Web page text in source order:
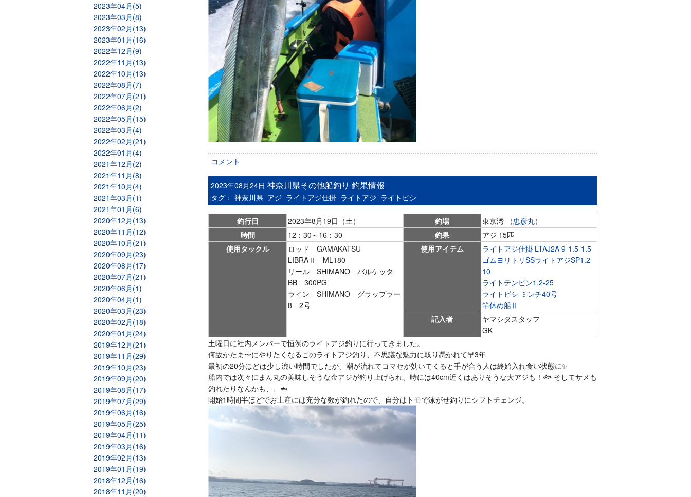
2023年04月(5)
2023年03月(8)
2023年02月(13)
2023年01月(16)
2022年12月(9)
2022年11月(13)
2022年10月(13)
2022年08月(7)
2022年07月(21)
2022年06月(2)
2022年05月(15)
2022年03月(4)
2022年02月(21)
2022年01月(4)
2021年12月(2)
2021年11月(8)
2021年10月(4)
2021年03月(1)
2021年01月(6)
2020年12月(13)
2020年11月(12)
2020年10月(21)
2020年09月(23)
2020年08月(17)
2020年07月(21)
2020年06月(1)
2020年04月(1)
2020年03月(23)
2020年02月(18)
2020年01月(24)
2019年12月(21)
2019年11月(29)
2019年10月(23)
2019年09月(20)
2019年08月(17)
2019年07月(29)
2019年06月(16)
2019年05月(25)
2019年04月(11)
2019年03月(16)
2019年02月(13)
2019年01月(19)
2018年12月(16)
2018年11月(20)
コメント
2023年08月24日 神奈川県その他船釣り 釣果情報
タグ： 神奈川県 アジ ライトアジ仕掛 ライトアジ ライトビシ
釣行日 2023年8月19日（土） 釣場 東京湾 （忠彦丸）
時間
12：30～16：30 釣果
アジ 15匹
使用タックル
ロッド GAMAKATSU
LIBRAⅡ ML180
リール SHIMANO バルケッタ
BB 300PG
ライン SHIMANO グラップラー
8 2号
使用アイテム
ライトアジ仕掛 LTAJ2A 9-1.5-1.5
ゴムヨリトリSSライトアジSP1.2-
10
ライトテンビン1.2-25
ライトビシ ミンチ40号
竿休め船Ⅱ
記入者
ヤマシタスタッフ
GK
土曜日に社内メンバーで恒例のライトアジ釣りに行ってきました。
何故かたま〜にやりたくなるこのライトアジ釣り、不思議な魅力に取り憑かれて早3年
最初の20分ほどは少し渋い時間でしたが、潮が流れてコマセが効いてくると手が合う人は終始入れ食い状態に✨️
船内では次々にまん丸の美味しそうな金アジが釣り上げられ、時には40cm近くはありそうな大アジも！🐟 そしてサメも
釣れたりなんかも、、🦈
開始1時間半ほどでお土産には充分な数が釣れたので、自分はトモで泳がせ釣りにシフトチェンジ。